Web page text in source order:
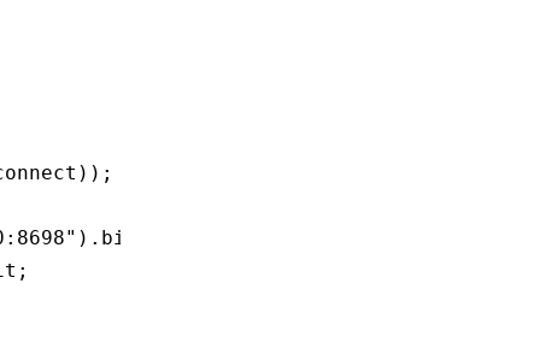
) . bind
;